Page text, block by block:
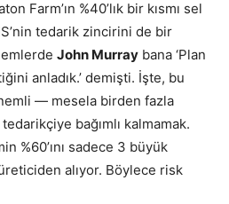
Farm’ın %40’lık bir kısmı sel
tedarik zincirini de bir
John Murray bana ‘Plan
anladık.’ demişti. İşte, bu
— mesela birden fazla
bağımlı kalmamak.
%60’ını sadece 3 büyük
alıyor. Böylece risk